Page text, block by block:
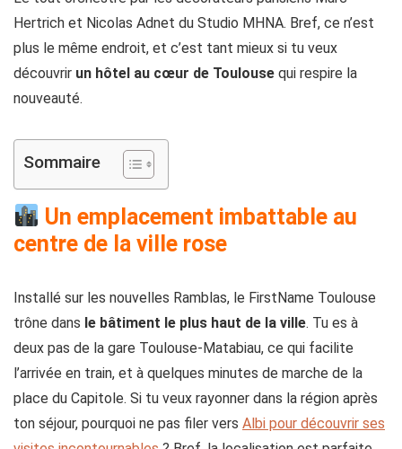
Hertrich et Nicolas Adnet du Studio MHNA. Bref, ce n’est
plus le même endroit, et c’est tant mieux si tu veux
découvrir un hôtel au cœur de Toulouse qui respire la
nouveauté.
Sommaire
Un emplacement imbattable au
centre de la ville rose
Installé sur les nouvelles Ramblas, le FirstName Toulouse
trône dans le bâtiment le plus haut de la ville. Tu es à
deux pas de la gare Toulouse-Matabiau, ce qui facilite
l’arrivée en train, et à quelques minutes de marche de la
place du Capitole. Si tu veux rayonner dans la région après
ton séjour, pourquoi ne pas filer vers Albi pour découvrir ses